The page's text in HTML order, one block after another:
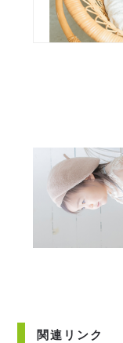
関連リンク